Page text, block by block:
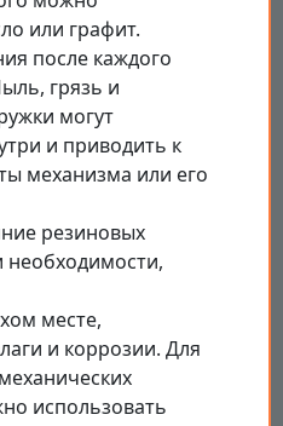
или графит.
после каждого
грязь и
могут
и приводить к
механизма или его
резиновых
необходимости,
месте,
и коррозии. Для
использовать